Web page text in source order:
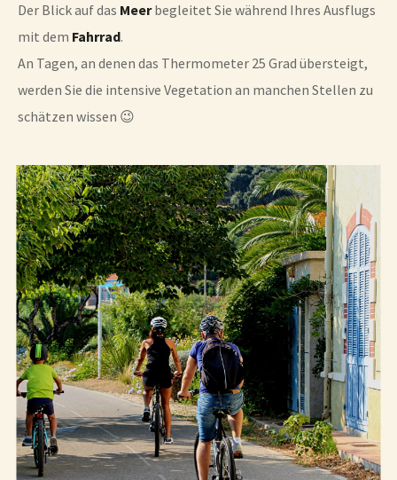
Der Blick auf das Meerbegleitet Sie während Ihres Ausflugs
mit dem Fahrrad.
An Tagen, an denen das Thermometer 25 Grad übersteigt,
werden Sie die intensive Vegetation an manchen Stellen zu
schätzen wissen 😉